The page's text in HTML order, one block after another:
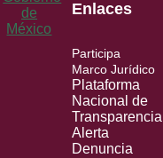
Enlaces
Participa
Marco Jurídico
Plataforma
Nacional de
Transparencia
Alerta
Denuncia